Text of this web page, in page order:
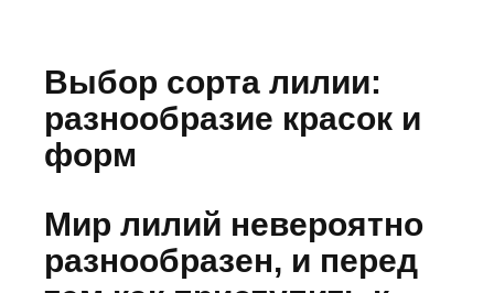
Выбор сорта лилии:
разнообразие красок и
форм
Мир лилий невероятно
разнообразен, и перед